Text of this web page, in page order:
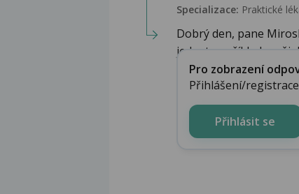
Specializace: Praktické
Dobrý den, pane
jednat například o
Pro zobrazení
Přihlášení/
Přihlásit se